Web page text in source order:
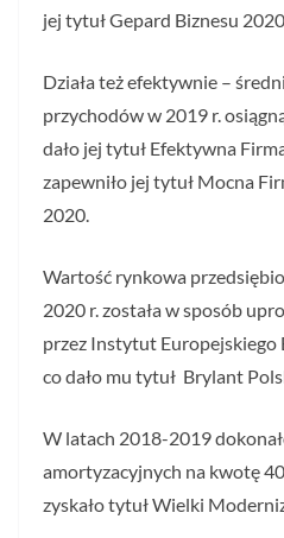
jej tytuł Gepard Biznesu
Działa też efektywnie –
przychodów w 2019 r.
dało jej tytuł Efektywna
zapewniło jej tytuł Mocna
2020.
Wartość rynkowa
2020 r. została w sposób
przez Instytut Europejskiego
co dało mu tytuł Brylant
W latach 2018-2019
amortyzacyjnych na kwotę
zyskało tytuł Wielki